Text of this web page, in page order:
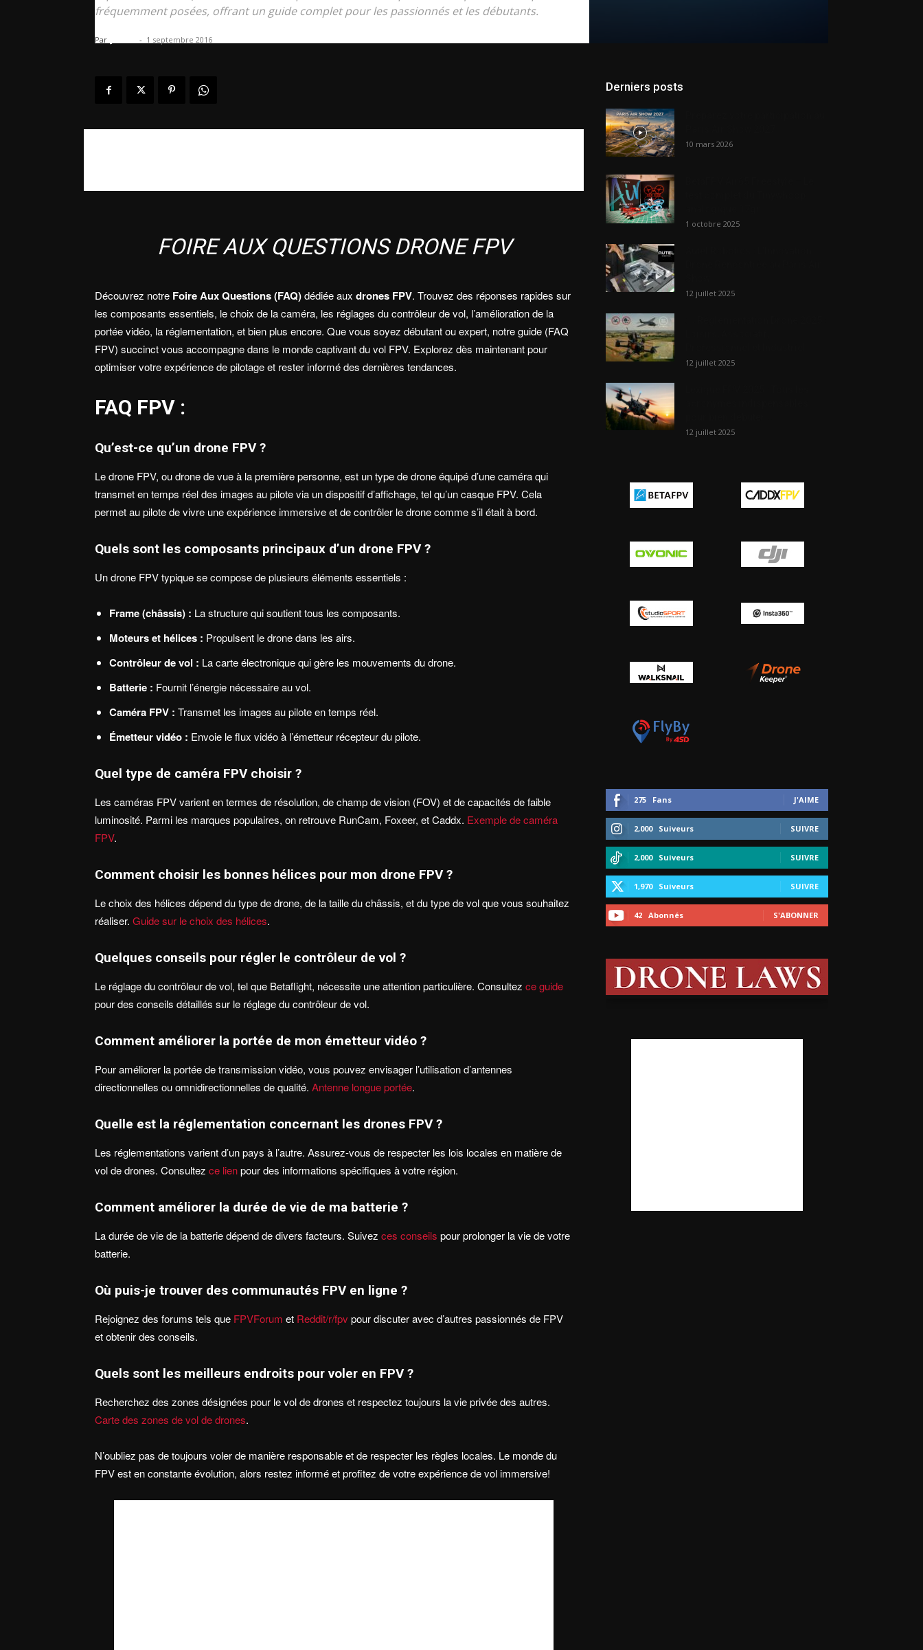
fréquemment posées, offrant un guide complet pour les passionnés et les débutants.
Par - 1 septembre 2016
FOIRE AUX QUESTIONS DRONE FPV
Découvrez notre Foire Aux Questions (FAQ)dédiée aux drones FPV. Trouvez des réponses rapides sur
les composants essentiels, le choix de la caméra, les réglages du contrôleur de vol, l’amélioration de la
portée vidéo, la réglementation, et bien plus encore. Que vous soyez débutant ou expert, notre guide (FAQ
FPV) succinct vous accompagne dans le monde captivant du vol FPV. Explorez dès maintenant pour
optimiser votre expérience de pilotage et rester informé des dernières tendances.
FAQ FPV :
Qu’est-ce qu’un drone FPV ?
Le drone FPV, ou drone de vue à la première personne, est un type de drone équipé d’une caméra qui
transmet en temps réel des images au pilote via un dispositif d’affichage, tel qu’un casque FPV. Cela
permet au pilote de vivre une expérience immersive et de contrôler le drone comme s’il était à bord.
Quels sont les composants principaux d’un drone FPV ?
Un drone FPV typique se compose de plusieurs éléments essentiels :
Frame (châssis) : La structure qui soutient tous les composants.
Moteurs et hélices : Propulsent le drone dans les airs.
Contrôleur de vol : La carte électronique qui gère les mouvements du drone.
Batterie : Fournit l’énergie nécessaire au vol.
Caméra FPV : Transmet les images au pilote en temps réel.
Émetteur vidéo : Envoie le flux vidéo à l’émetteur récepteur du pilote.
Quel type de caméra FPV choisir ?
Les caméras FPV varient en termes de résolution, de champ de vision (FOV) et de capacités de faible
luminosité. Parmi les marques populaires, on retrouve RunCam, Foxeer, et Caddx. Exemple de caméra
FPV.
Comment choisir les bonnes hélices pour mon drone FPV ?
Le choix des hélices dépend du type de drone, de la taille du châssis, et du type de vol que vous souhaitez
réaliser. Guide sur le choix des hélices.
Quelques conseils pour régler le contrôleur de vol ?
Le réglage du contrôleur de vol, tel que Betaflight, nécessite une attention particulière. Consultez ce guide
pour des conseils détaillés sur le réglage du contrôleur de vol.
Comment améliorer la portée de mon émetteur vidéo ?
Pour améliorer la portée de transmission vidéo, vous pouvez envisager l’utilisation d’antennes
directionnelles ou omnidirectionnelles de qualité. Antenne longue portée.
Quelle est la réglementation concernant les drones FPV ?
Les réglementations varient d’un pays à l’autre. Assurez-vous de respecter les lois locales en matière de
vol de drones. Consultez ce lienpour des informations spécifiques à votre région.
Comment améliorer la durée de vie de ma batterie ?
La durée de vie de la batterie dépend de divers facteurs. Suivez ces conseils pour prolonger la vie de votre
batterie.
Où puis-je trouver des communautés FPV en ligne ?
Rejoignez des forums tels que FPVForum et Reddit/r/fpv pour discuter avec d’autres passionnés de FPV
et obtenir des conseils.
Quels sont les meilleurs endroits pour voler en FPV?
Recherchez des zones désignées pour le vol de drones et respectez toujours la vie privée des autres.
Carte des zones de vol de drones.
N’oubliez pas de toujours voler de manière responsable et de respecter les règles locales. Le monde du
FPV est en constante évolution, alors restez informé et profitez de votre expérience de vol immersive!
Derniers posts
10 mars 2026
1 octobre 2025
12 juillet 2025
12 juillet 2025
12 juillet 2025
275 Fans J'AIME
2,000 Suiveurs SUIVRE
2,000 Suiveurs SUIVRE
1,970 Suiveurs SUIVRE
42 Abonnés S'ABONNER